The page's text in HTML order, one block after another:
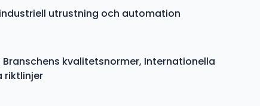
utrustning och automation
kvalitetsnormer, Internationella
riktlinjer